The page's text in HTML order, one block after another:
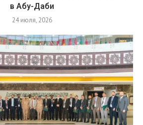
в Абу-Даби
24 июля, 2026